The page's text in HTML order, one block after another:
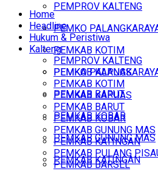
PEMPROV KALTENG
PEMKO
PEMKAB KOTIM
PEMKAB KAPUAS
PEMKAB BARUT
PEMKAB KOBAR
PEMKAB GUNUNG MAS
PEMKAB KATINGAN
Home
Headline
Hukum & Peristiwa
Kalteng
PEMPROV KALTENG
PEMKO
PEMKAB KOTIM
PEMKAB KAPUAS
PEMKAB BARUT
PEMKAB KOBAR
PEMKAB GUNUNG MAS
PEMKAB KATINGAN
PEMKAB PULANG
PEMKAB BARSEL